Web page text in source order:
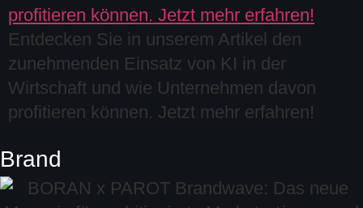
Entdecken Sie in unserem Artikel den
zunehmenden Einsatz von KI in der
Wirtschaft und wie Unternehmen davon
profitieren können. Jetzt mehr erfahren!
Brand